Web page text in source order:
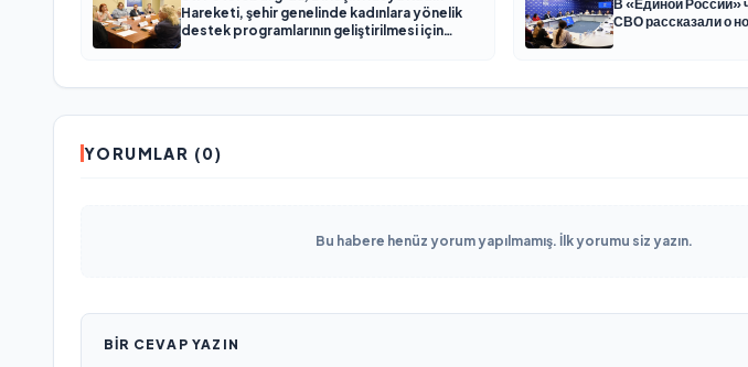
Hareketi, şehir genelinde kadınlara yönelik
destek programlarının geliştirilmesi için
В «Единой России»
СВО рассказали о
YORUMLAR (0)
Bu habere henüz yorum yapılmamış. İlk yorumu siz yazın.
BIR CEVAP YAZIN